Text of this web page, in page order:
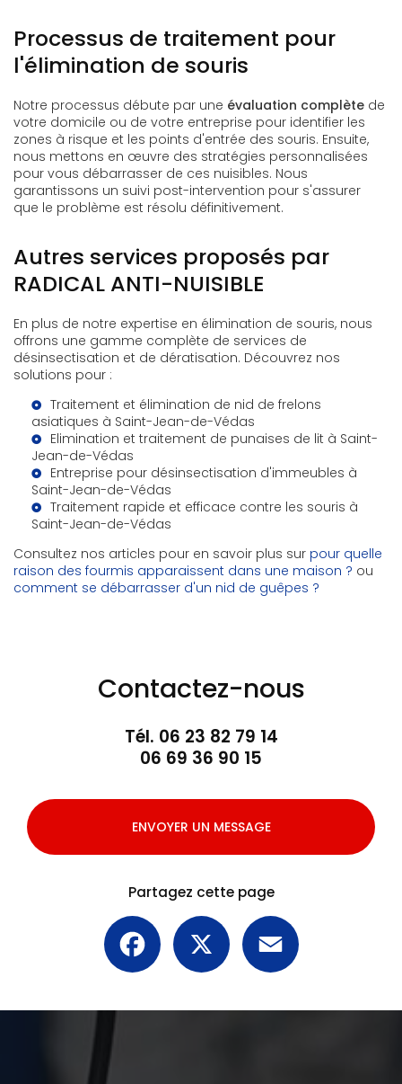
Processus de traitement pour
l'élimination de souris
Notre processus débute par une évaluation complète de
votre domicile ou de votre entreprise pour identifier les
zones à risque et les points d'entrée des souris. Ensuite,
nous mettons en œuvre des stratégies personnalisées
pour vous débarrasser de ces nuisibles. Nous
garantissons un suivi post-intervention pour s'assurer
que le problème est résolu définitivement.
Autres services proposés par
RADICAL ANTI-NUISIBLE
En plus de notre expertise en élimination de souris, nous
offrons une gamme complète de services de
désinsectisation et de dératisation. Découvrez nos
solutions pour :
Traitement et élimination de nid de frelons
asiatiques à Saint-Jean-de-Védas
Elimination et traitement de punaises de lit à Saint-
Jean-de-Védas
Entreprise pour désinsectisation d'immeubles à
Saint-Jean-de-Védas
Traitement rapide et efficace contre les souris à
Saint-Jean-de-Védas
Consultez nos articles pour en savoir plus sur pour quelle
raison des fourmis apparaissent dans une maison ? ou
comment se débarrasser d'un nid de guêpes ?
Contactez-nous
Tél. 06 23 82 79 14
06 69 36 90 15
ENVOYER UN MESSAGE
Partagez cette page
Facebook